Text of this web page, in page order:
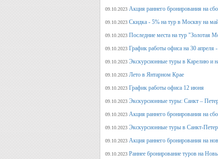
09.10.2023 Акция раннего бронирования на
09.10.2023 Скидка - 5% на тур в Москву на
09.10.2023 Последние места на тур "Золотая
09.10.2023 График работы офиса на 30 апреля
09.10.2023 Экскурсионные туры в Карелию и
09.10.2023 Лето в Янтарном Крае
09.10.2023 График работы офиса 12 июня
09.10.2023 Экскурсионные туры: Санкт –
09.10.2023 Акция раннего бронирования на
09.10.2023 Экскурсионные туры в Санкт-
09.10.2023 Акция раннего бронирования на
09.10.2023 Раннее бронирование туров на